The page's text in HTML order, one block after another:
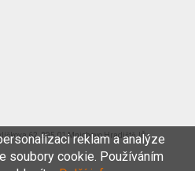
62, 295 01 Mnichovo Hradiště, IČ:
reklam a analýze
soubory cookie. Používáním